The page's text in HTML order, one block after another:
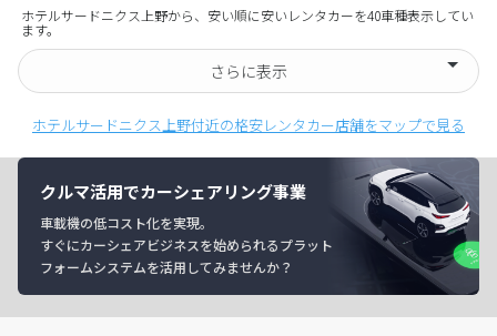
ホテルサードニクス上野から、安い順に安いレンタカーを40車種表示してい
ます。
さらに表示
ホテルサードニクス上野付近の格安レンタカー店舗をマップで見る
クルマ活用でカーシェアリング事業
車載機の低コスト化を実現。
すぐにカーシェアビジネスを始められるプラット
フォームシステムを活用してみませんか？